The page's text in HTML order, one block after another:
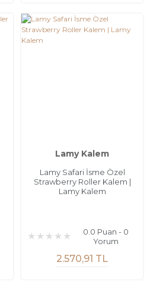
Lamy Kalem
Lamy Safari İsme Özel
Strawberry Roller Kalem |
Lamy Kalem
0.0 Puan - 0
Yorum
2.570,91 TL